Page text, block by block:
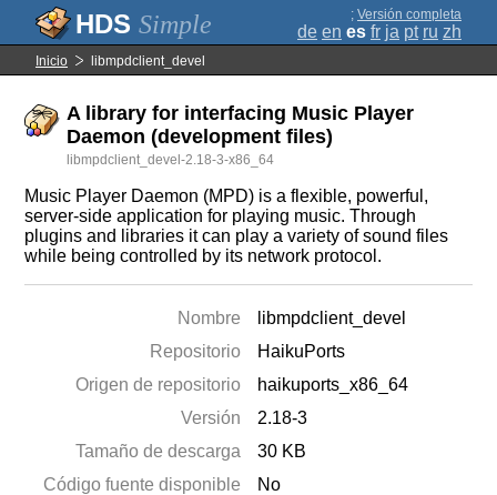
Simple ; Versión completa
de en es fr ja pt ru zh
Inicio libmpdclient_devel
A library for interfacing Music Player
Daemon (development files)
libmpdclient_devel-2.18-3-x86_64
Music Player Daemon (MPD) is a flexible, powerful,
server-side application for playing music. Through
plugins and libraries it can play a variety of sound files
while being controlled by its network protocol.
Nombre
libmpdclient_devel
Repositorio
HaikuPorts
Origen de repositorio
haikuports_x86_64
Versión
2.18-3
Tamaño de descarga
30 KB
Código fuente disponible
No